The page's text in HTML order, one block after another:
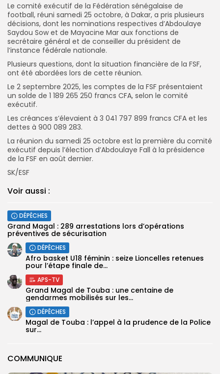
COMMUNIQUE
Le comité exécutif de la Fédération sénégalaise de
football, réuni samedi 25 octobre, à Dakar, a pris plusieurs
décisions, dont les nominations respectives d’Abdoulaye
Saydou Sow et de Mayacine Mar aux fonctions de
secrétaire général et de conseiller du président de
l’instance fédérale nationale.
Plusieurs questions, dont la situation financière de la FSF,
ont été abordées lors de cette réunion.
Le 2 septembre 2025, les comptes de la FSF présentaient
un solde de 1 189 265 250 francs CFA, selon le comité
exécutif.
Les créances s’élevaient à 3 041 797 899 francs CFA et les
dettes à 900 089 283.
La réunion du samedi 25 octobre est la première du comité
exécutif depuis l’élection d’Abdoulaye Fall à la présidence
de la FSF en août dernier.
SK/ESF
Voir aussi :
DÉPÊCHES
Grand Magal : 289 arrestations lors d’opérations
préventives de sécurisation
DÉPÊCHES
‎Afro basket U18 féminin : seize Lioncelles retenues
pour l’étape finale de...
APS-TV
Grand Magal de Touba : une centaine de
gendarmes mobilisés sur les...
DÉPÊCHES
Magal de Touba : l’appel à la prudence de la Police
sur...